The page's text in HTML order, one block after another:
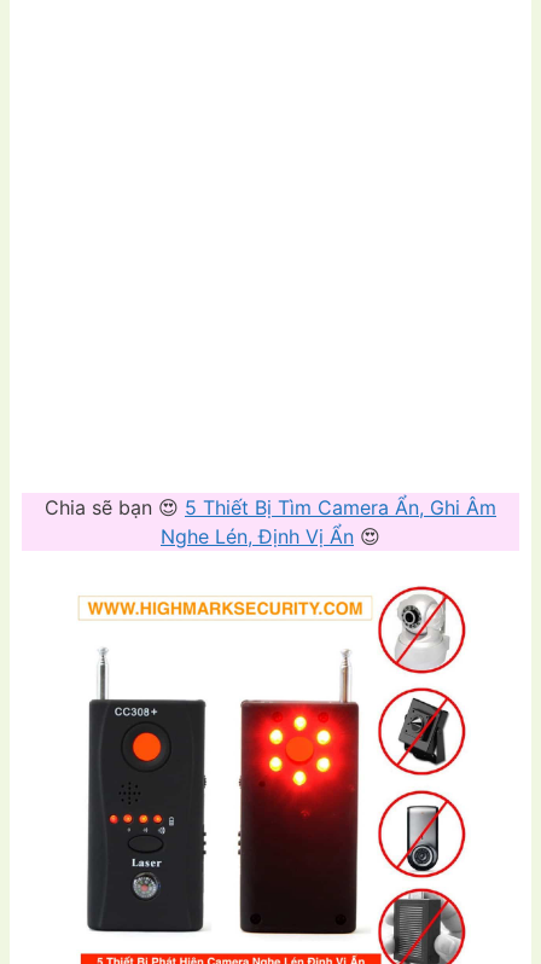
Chia sẽ bạn 😍 5 Thiết Bị Tìm Camera Ẩn, Ghi Âm
Nghe Lén, Định Vị Ẩn 😍